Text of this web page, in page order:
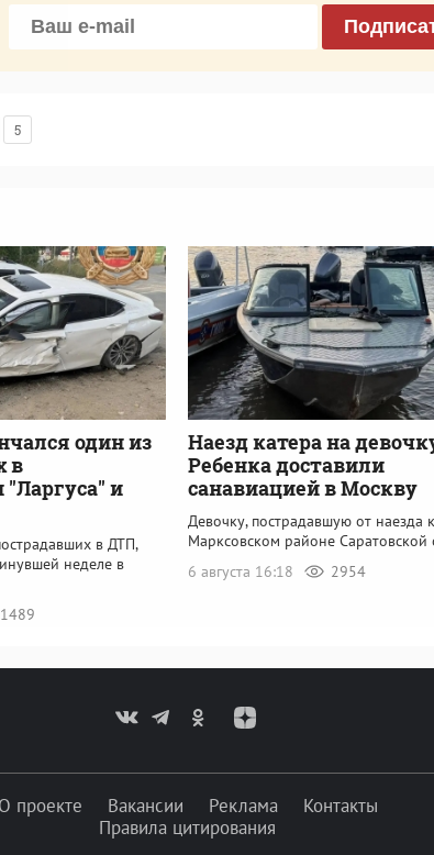
5
один из
в
и
в ДТП,
неделе в
1489
Наезд катера на
Ребенка доставили
санавиацией в Москву
Девочку, пострадавшую от наезда
Марксовском районе Саратовской
6 августа 16:18
2954
О проекте Вакансии Реклама
Контакты
Правила цитирования